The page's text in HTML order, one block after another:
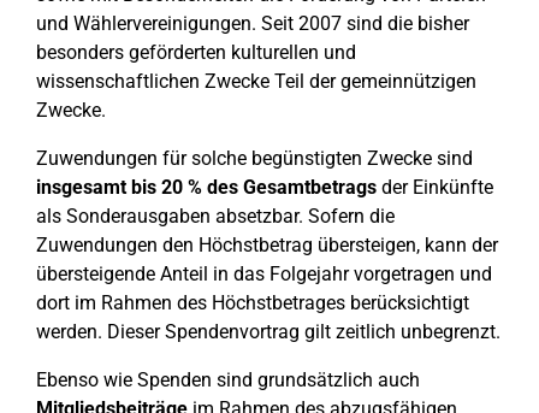
und Wählervereinigungen. Seit 2007 sind die bisher
besonders geförderten kulturellen und
wissenschaftlichen Zwecke Teil der gemeinnützigen
Zwecke.
Zuwendungen für solche begünstigten Zwecke sind
insgesamt bis 20 % des Gesamtbetrags der Einkünfte
als Sonderausgaben absetzbar. Sofern die
Zuwendungen den Höchstbetrag übersteigen, kann der
übersteigende Anteil in das Folgejahr vorgetragen und
dort im Rahmen des Höchstbetrages berücksichtigt
werden. Dieser Spendenvortrag gilt zeitlich unbegrenzt.
Ebenso wie Spenden sind grundsätzlich auch